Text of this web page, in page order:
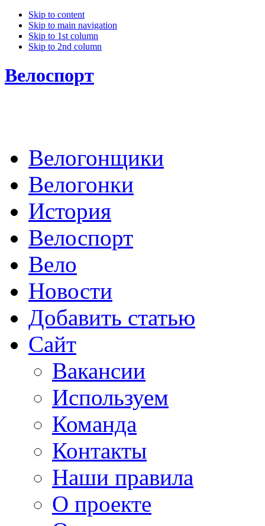
Skip to content
Skip to main navigation
Skip to 1st column
Skip to 2nd column
Велоспорт
Велогонщики
Велогонки
История
Велоспорт
Вело
Новости
Добавить статью
Сайт
Вакансии
Используем
Команда
Контакты
Наши правила
О проекте